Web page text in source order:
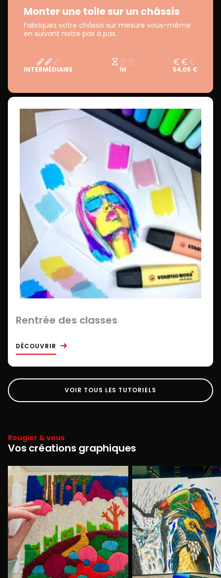
Monter une toile sur un châssis
Fabriquez votre châssis sur mesure vous-même
en suivant notre pas à pas.
INTERMÉDIAIRE 1H 54,05 €
Rentrée des classes
DÉCOUVRIR
VOIR TOUS LES TUTORIELS
Rougier & vous
Vos créations graphiques